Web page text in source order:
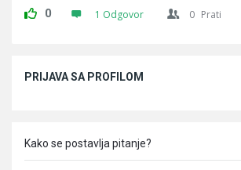
0 1 Odgovor 0 Prati
PRIJAVA SA PROFILOM
Kako se postavlja pitanje?